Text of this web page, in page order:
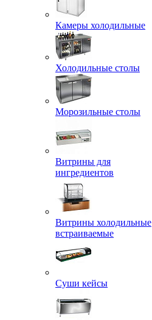
Камеры холодильные
Холодильные столы
Морозильные столы
Витрины для
ингредиентов
Витрины холодильные
встраиваемые
Суши кейсы